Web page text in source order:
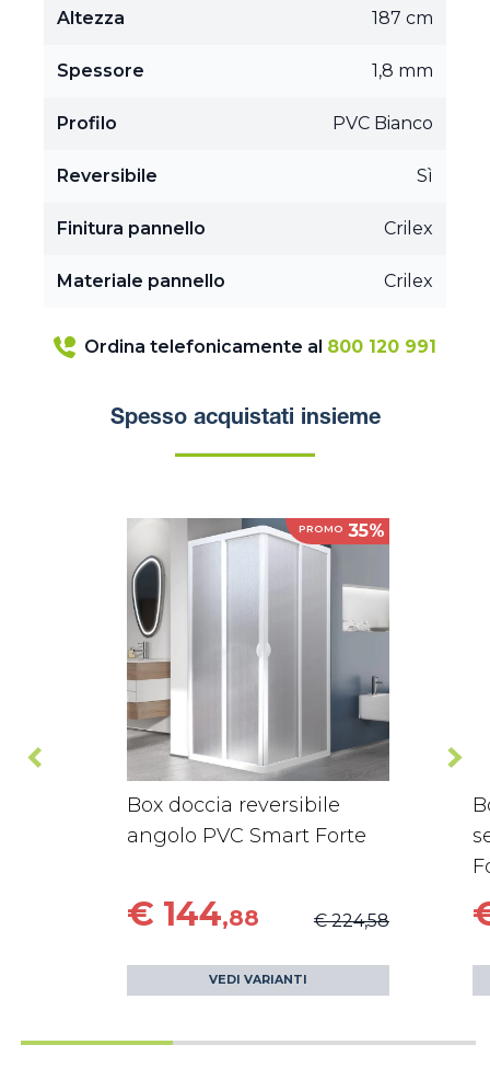
Altezza 187 cm
Spessore 1,8 mm
Profilo PVC Bianco
Reversibile Sì
Finitura pannello Crilex
Materiale pannello Crilex
Ordina telefonicamente al 800 120 991
Spesso acquistati insieme
PROMO 35%
Box doccia reversibile
angolo PVC Smart Forte
€ 144,88 € 224,58
VEDI VARIANTI